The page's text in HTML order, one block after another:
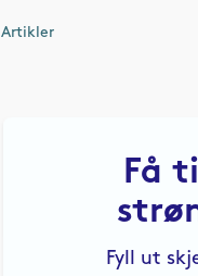
Artikler
Få
Fyll ut